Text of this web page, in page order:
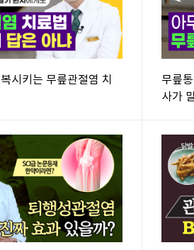
시키는 무릎관절염 치
무릎
사가